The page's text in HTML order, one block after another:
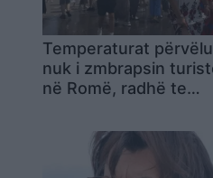
Temperaturat
nuk i zmbrapsin
në Romë, radhë te
ndihmës i freskojnë